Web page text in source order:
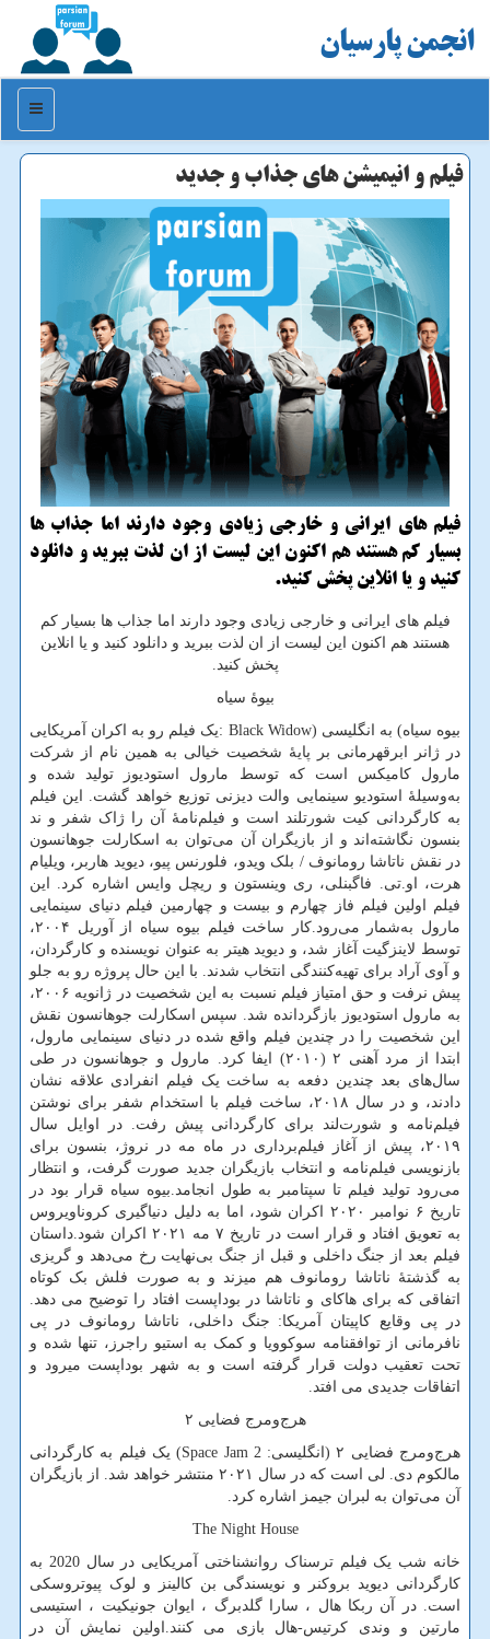
انجمن پارسیان
منو
فیلم و انیمیشن های جذاب و جدید
فیلم های ایرانی و خارجی زیادی وجود دارند اما جذاب ها
بسیار كم هستند هم اكنون این لیست از ان لذت ببرید و دانلود
كنید و یا انلاین پخش كنید.
فیلم های ایرانی و خارجی زیادی وجود دارند اما جذاب ها بسیار کم
هستند هم اکنون این لیست از ان لذت ببرید و دانلود کنید و یا انلاین
پخش کنید.
بیوهٔ سیاه
بیوه سیاه( به انگلیسی : Black Widow)یک فیلم رو به اکران آمریکایی
در ژانر ابرقهرمانی بر پایهٔ شخصیت خیالی به همین نام از شرکت
مارول کامیکس است که توسط مارول استودیوز تولید شده و
به‌وسیلهٔ استودیو سینمایی والت دیزنی توزیع خواهد گشت. این فیلم
به کارگردانی کیت شورتلند است و فیلم‌نامهٔ آن را ژاک شفر و ند
بنسون نگاشته‌اند و از بازیگران آن می‌توان به اسکارلت جوهانسون
در نقش ناتاشا رومانوف / بلک ویدو، فلورنس پیو، دیوید هاربر، ویلیام
هرت، او.تی. فاگبنلی، ری وینستون و ریچل وایس اشاره کرد. این
فیلم اولین فیلم فاز چهارم و بیست و چهارمین فیلم دنیای سینمایی
مارول به‌شمار می‌رود.کار ساخت فیلم بیوه سیاه از آوریل ۲۰۰۴،
توسط لاینزگیت آغاز شد، و دیوید هیتر به عنوان نویسنده و کارگردان،
و آوی آراد برای تهیه‌کنندگی انتخاب شدند. با این حال پروژه رو به جلو
پیش نرفت و حق امتیاز فیلم نسبت به این شخصیت در ژانویه ۲۰۰۶،
به مارول استودیوز بازگردانده شد. سپس اسکارلت جوهانسون نقش
این شخصیت را در چندین فیلم واقع شده در دنیای سینمایی مارول،
ابتدا از مرد آهنی ۲ (۲۰۱۰) ایفا کرد. مارول و جوهانسون در طی
سال‌های بعد چندین دفعه به ساخت یک فیلم انفرادی علاقه نشان
دادند، و در سال ۲۰۱۸، ساخت فیلم با استخدام شفر برای نوشتن
فیلم‌نامه و شورت‌لند برای کارگردانی پیش رفت. در اوایل سال
۲۰۱۹، پیش از آغاز فیلم‌برداری در ماه مه در نروژ، بنسون برای
بازنویسی فیلم‌نامه و انتخاب بازیگران جدید صورت گرفت، و انتظار
می‌رود تولید فیلم تا سپتامبر به طول انجامد.بیوه سیاه قرار بود در
تاریخ ۶ نوامبر ۲۰۲۰ اکران شود، اما به دلیل دنیاگیری کروناویروس
به تعویق افتاد و قرار است در تاریخ ۷ مه ۲۰۲۱ اکران شود.داستان
فیلم بعد از جنگ داخلی و قبل از جنگ بی‌نهایت رخ می‌دهد و گریزی
به گذشتۀ ناتاشا رومانوف هم میزند و به صورت فلش بک کوتاه
اتفاقی که برای هاکای و ناتاشا در بوداپست افتاد را توضیح می دهد.
در پی وقایع کاپیتان آمریکا: جنگ داخلی، ناتاشا رومانوف در پی
نافرمانی از توافقنامه سوکوویا و کمک به استیو راجرز، تنها شده و
تحت تعقیب دولت قرار گرفته است و به شهر بوداپست میرود و
اتفاقات جدیدی می افتد.
هرج‌ومرج فضایی ۲
هرج‌ومرج فضایی ۲ (انگلیسی:
Space Jam 2‎) یک فیلم به کارگردانی
مالکوم دی. لی است که در سال ۲۰۲۱ منتشر خواهد شد. از بازیگران
آن می‌توان به لبران جیمز اشاره کرد.
The Night House
خانه شب یک فیلم ترسناک روانشناختی آمریکایی در سال 2020 به
کارگردانی دیوید بروکنر و نویسندگی بن کالینز و لوک پیوتروسکی
است. در آن ربکا هال ، سارا گلدبرگ ، ایوان جونیکیت ، استیسی
مارتین و وندی کرتیس-هال بازی می کنند.اولین نمایش آن در